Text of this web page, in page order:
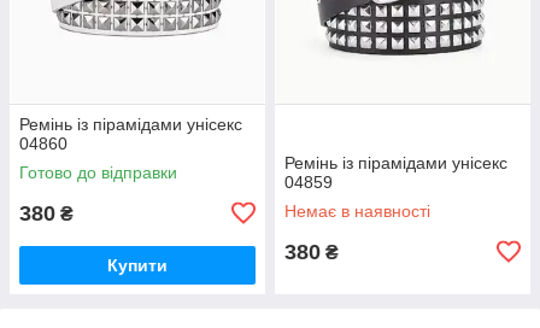
Ремінь із пірамідами унісекс
04860
Готово до відправки
380 ₴
Купити
Ремінь із пірамідами унісекс
04859
Немає в наявності
380 ₴